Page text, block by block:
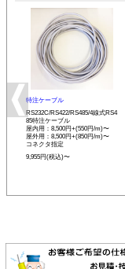
特注ケーブル
RS232C/RS422/RS485/4線式RS4
85特注ケーブル
屋内用：8,500円+(550円/m)〜
屋外用：8,500円+(850円/m)〜
コネクタ指定
9,955円(税込)〜